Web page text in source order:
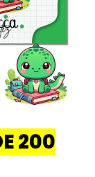
200